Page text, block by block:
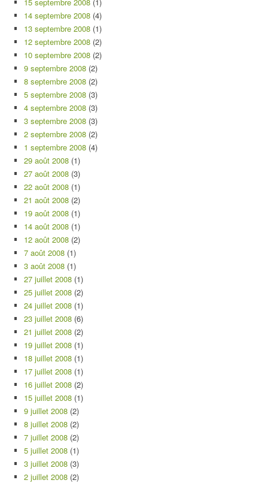
14 septembre 2008 (4)
13 septembre 2008 (1)
12 septembre 2008 (2)
10 septembre 2008 (2)
9 septembre 2008 (2)
8 septembre 2008 (2)
5 septembre 2008 (3)
4 septembre 2008 (3)
3 septembre 2008 (3)
2 septembre 2008 (2)
1 septembre 2008 (4)
29 août 2008 (1)
27 août 2008 (3)
22 août 2008 (1)
21 août 2008 (2)
19 août 2008 (1)
14 août 2008 (1)
12 août 2008 (2)
7 août 2008 (1)
3 août 2008 (1)
27 juillet 2008 (1)
25 juillet 2008 (2)
24 juillet 2008 (1)
23 juillet 2008 (6)
21 juillet 2008 (2)
19 juillet 2008 (1)
18 juillet 2008 (1)
17 juillet 2008 (1)
16 juillet 2008 (2)
15 juillet 2008 (1)
9 juillet 2008 (2)
8 juillet 2008 (2)
7 juillet 2008 (2)
5 juillet 2008 (1)
3 juillet 2008 (3)
2 juillet 2008 (2)